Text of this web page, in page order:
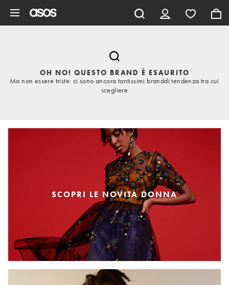
OH NO! QUESTO BRAND È ESAURITO
Ma non essere triste: ci sono ancora tantissimi branddi tendenza tra cui
scegliere
SCOPRI LE NOVITÀ DONNA